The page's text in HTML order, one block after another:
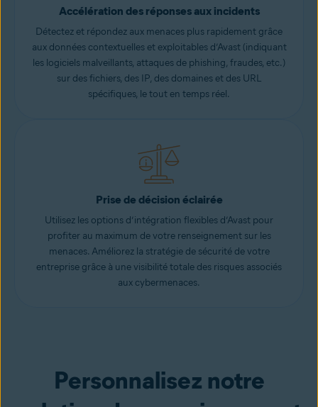
Accélération des réponses aux incidents
Détectez et répondez aux menaces plus rapidement grâce
aux données contextuelles et exploitables d’Avast (indiquant
les logiciels malveillants, attaques de phishing, fraudes, etc.)
sur des fichiers, des IP, des domaines et des URL
spécifiques, le tout en temps réel.
Prise de décision éclairée
Utilisez les options d’intégration flexibles d’Avast pour
profiter au maximum de votre renseignement sur les
menaces. Améliorez la stratégie de sécurité de votre
entreprise grâce à une visibilité totale des risques associés
aux cybermenaces.
Personnalisez notre